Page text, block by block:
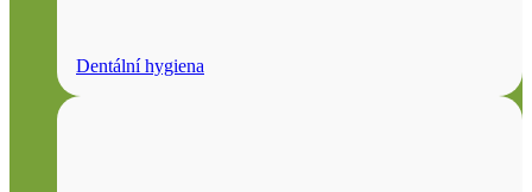
Dentální hygiena